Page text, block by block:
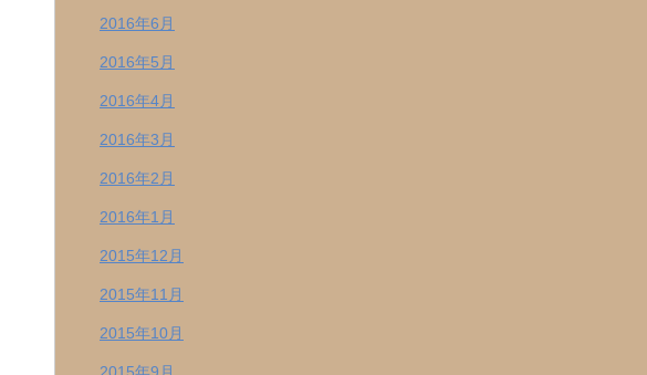
2016年6月
2016年5月
2016年4月
2016年3月
2016年2月
2016年1月
2015年12月
2015年11月
2015年10月